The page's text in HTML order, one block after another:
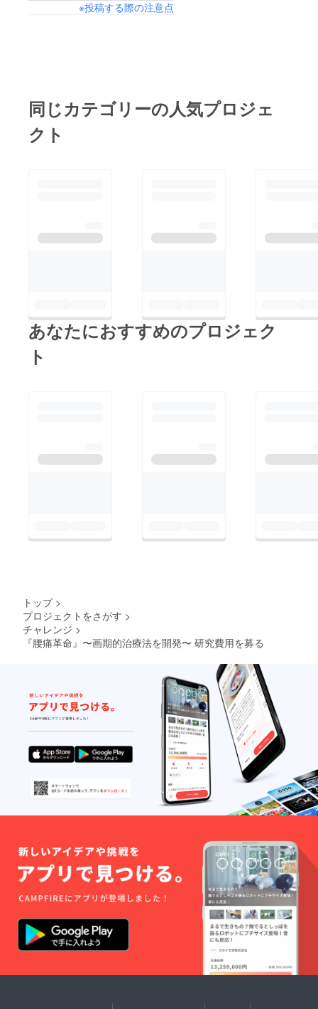
※投稿する際の注意点
同じカテゴリーの人気プロジェ
クト
あなたにおすすめのプロジェク
ト
トップ >
プロジェクトをさがす >
チャレンジ >
『腰痛革命』〜画期的治療法を開発〜 研究費用を募る